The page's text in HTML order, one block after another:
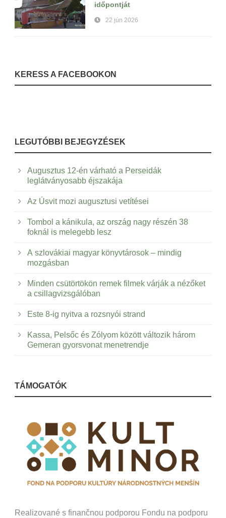
időpontját
22 jún 2026
KERESS A FACEBOOKON
LEGUTÓBBI BEJEGYZÉSEK
Augusztus 12-én várható a Perseidák
leglátványosabb éjszakája
Az Úsvit mozi augusztusi vetítései
Tombol a kánikula, az ország nagy részén 38
foknál is melegebb lesz
A szlovákiai magyar könyvtárosok – mindig
mozgásban
Minden csütörtökön remek filmek várják a nézőket
a csillagvizsgálóban
Este 8-ig nyitva a rozsnyói strand
Kassa, Pelsőc és Zólyom között változik három
Gemeran gyorsvonat menetrendje
TÁMOGATÓK
Realizované s finančnou podporou Fondu na podporu